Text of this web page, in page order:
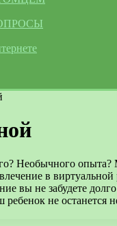
Необычного
в
вы не забудете
ребенок не останется